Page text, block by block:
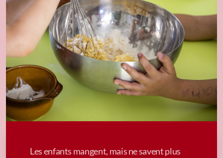
Les enfants mangent, mais ne savent plus